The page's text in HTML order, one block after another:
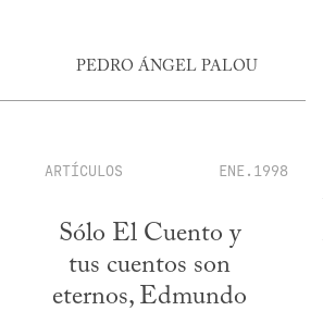
PEDRO ÁNGEL PALOU
ARTÍCULOS ENE.1998
Sólo El Cuento y
tus cuentos son
eternos, Edmundo